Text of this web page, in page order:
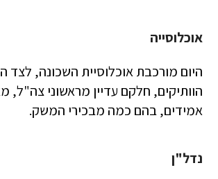
אוכלוסייה
היום מורכבת אוכלוסיית השכונה, לצד
הוותיקים, חלקם עדיין מראשוני צה"ל,
אמידים, בהם כמה מבכירי המשק.
נדל"ן